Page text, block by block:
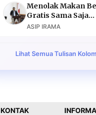
Menolak Makan
Gratis Sama Saja
Menolak Masa
ASIP IRAMA
Lihat Semua Tulisan
KONTAK